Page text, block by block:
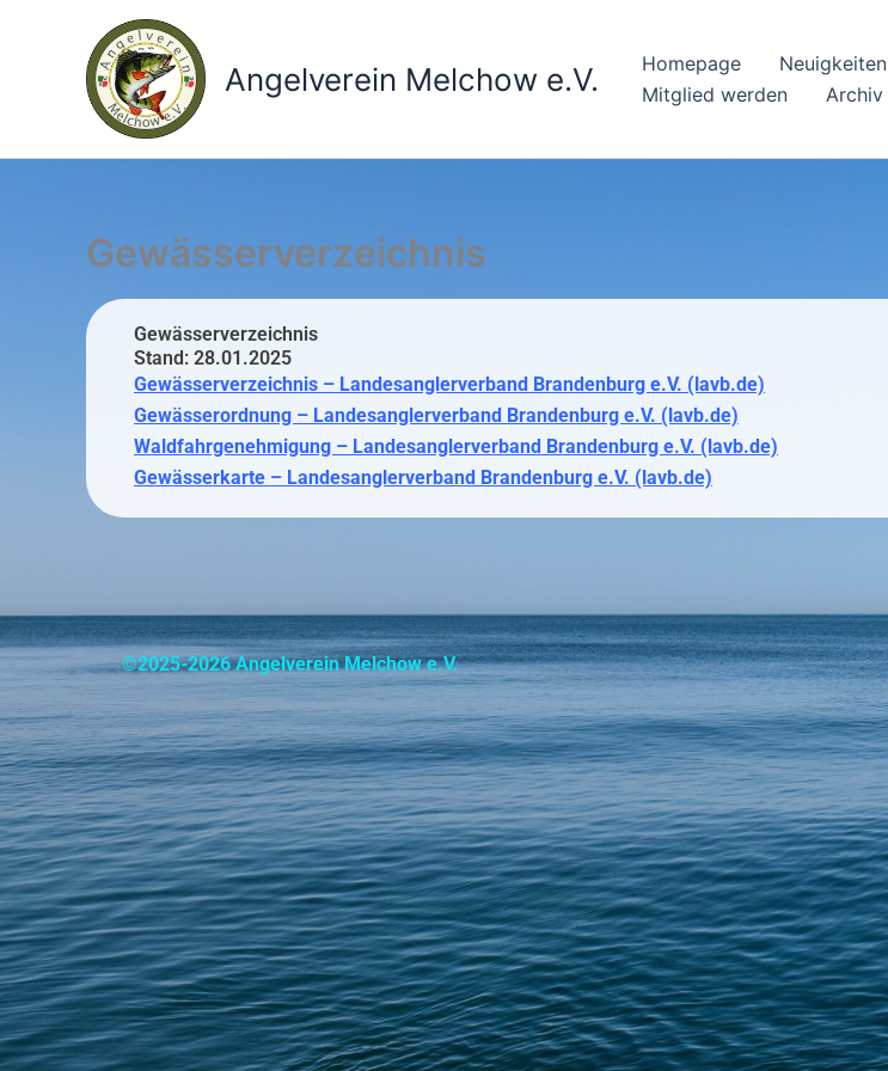
Angelverein Melchow e.V. Homepage Neuigkeiten
Mitglied werden
Archiv
Gewässerverzeichnis
Gewässerverzeichnis
Stand: 28.01.2025
Gewässerverzeichnis – Landesanglerverband Brandenburg e.V. (lavb.de)
Gewässerordnung – Landesanglerverband Brandenburg e.V. (lavb.de)
Waldfahrgenehmigung – Landesanglerverband Brandenburg e.V. (lavb.de)
Gewässerkarte – Landesanglerverband Brandenburg e.V. (lavb.de)
©2025-2026 Angelverein Melchow e.V.